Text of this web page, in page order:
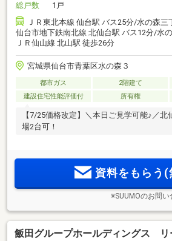
総戸数
1戸
ＪＲ東北本線 仙台駅 バス25分/水の森三
仙台市地下鉄南北線 北仙台駅 バス12分/水
ＪＲ仙山線 北山駅 徒歩26分
宮城県仙台市青葉区水の森３
都市ガス 2階建て
建設住宅性能評価付
所有権
【7/25価格改定】＼本日ご見学可能♪／北
場2台可！
資料をもらう(
※SUUMOのお問
飯田グループホールディングス リ